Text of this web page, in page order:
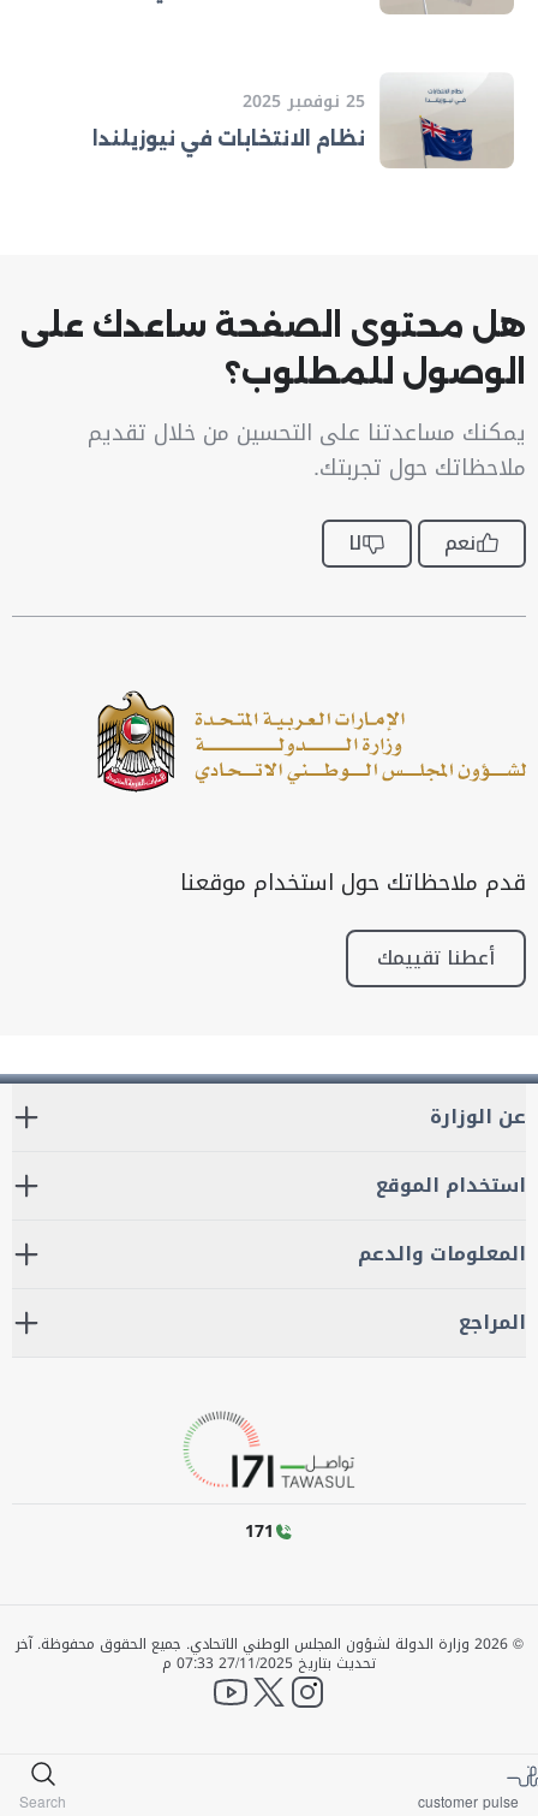
25 نوفمبر 2025
نظام الانتخابات في نيوزيلندا
هل محتوى الصفحة ساعدك على
الوصول للمطلوب؟
يمكنك مساعدتنا على التحسين من خلال تقديم
ملاحظاتك حول تجربتك.
نعم لا
قدم ملاحظاتك حول استخدام موقعنا
أعطنا تقييمك
عن الوزارة
استخدام الموقع
المعلومات والدعم
المراجع
171
©
2026 وزارة الدولة لشؤون المجلس الوطني الاتحادي. جميع الحقوق محفوظة.آخر
تحديث بتاريخ 27/11/2025 07:33 م
instagram
twitter
YouTube
customer pulse
Search